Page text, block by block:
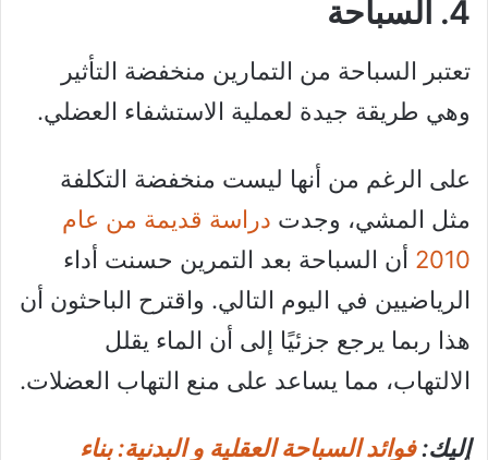
4. السباحة
تعتبر السباحة من التمارين منخفضة التأثير
وهي طريقة جيدة لعملية الاستشفاء العضلي.
على الرغم من أنها ليست منخفضة التكلفة
مثل المشي، وجدت دراسة قديمة من عام
2010 أن السباحة بعد التمرين حسنت أداء
الرياضيين في اليوم التالي. واقترح الباحثون أن
هذا ربما يرجع جزئيًا إلى أن الماء يقلل
الالتهاب، مما يساعد على منع التهاب العضلات.
إليك:فوائد السباحة العقلية و البدنية: بناء